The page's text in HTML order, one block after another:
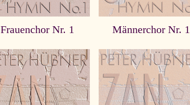
Frauenchor Nr. 1 Männerchor Nr. 1